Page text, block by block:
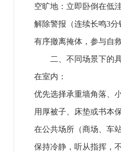
空旷地：立即卧倒在低
解除警报‌（连续长鸣3分
有序撤离掩体，参与自
二、不同场景下的
‌在室内‌：
优先选择承重墙角落、
用厚被子、床垫或书本
在公共场所‌（商场、车
保持冷静，听从指挥，‌